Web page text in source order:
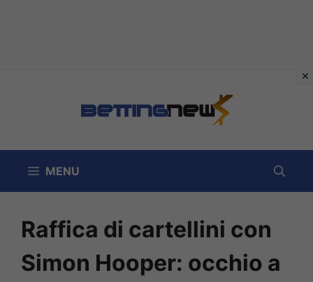
MENU
Raffica di cartellini con
Simon Hooper: occhio a